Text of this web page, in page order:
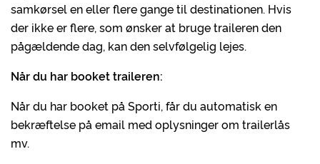
samkørsel en eller flere gange til destinationen. Hvis
der ikke er flere, som ønsker at bruge traileren den
pågældende dag, kan den selvfølgelig lejes.
Når du har booket traileren:
Når du har booket på Sporti, får du automatisk en
bekræftelse på email med oplysninger om trailerlås
mv.